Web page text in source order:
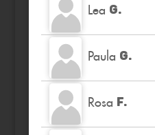
Lea G.
Paula G.
Rosa F.